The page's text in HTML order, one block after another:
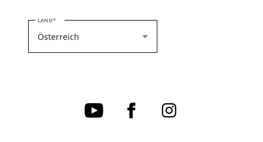
LANDBITTE WÄHLEN SIE IHR LAND